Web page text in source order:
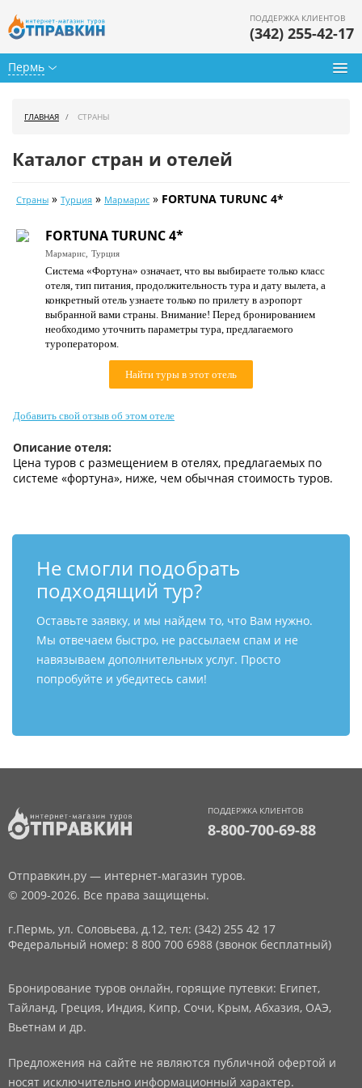
Пермь
ПОДДЕРЖКА КЛИЕНТОВ
(342) 255-42-17
Календарь туров
Цены дня
Страны
Как купить
О нас
ГЛАВНАЯ СТРАНЫ
Каталог стран и отелей
Страны » Турция » Мармарис » FORTUNA TURUNC 4*
FORTUNA TURUNC 4*
Мармарис, Турция
Система «Фортуна» означает, что вы выбираете только класс
отеля, тип питания, продолжительность тура и дату вылета, а
конкретный отель узнаете только по прилету в аэропорт
выбранной вами страны. Внимание! Перед бронированием
необходимо уточнить параметры тура, предлагаемого
туроператором.
Найти туры в этот отель
Добавить свой отзыв об этом отеле
Описание отеля:
Цена туров c размещением в отелях, предлагаемых по
системе «фортуна», ниже, чем обычная стоимость туров.
Не смогли подобрать
подходящий тур?
Оставьте заявку, и мы найдем то, что Вам нужно.
Мы отвечаем быстро, не рассылаем спам и не
навязываем дополнительных услуг. Просто
попробуйте и убедитесь сами!
ПОДДЕРЖКА КЛИЕНТОВ
8-800-700-69-88
Отправкин.ру — интернет-магазин туров.
© 2009-2026. Все права защищены.
г.Пермь, ул. Соловьева, д.12, тел: (342) 255 42 17
Федеральный номер: 8 800 700 6988 (звонок бесплатный)
Бронирование туров онлайн, горящие путевки: Египет,
Тайланд, Греция, Индия, Кипр, Сочи, Крым, Абхазия, ОАЭ,
Вьетнам и др.
Предложения на сайте не являются публичной офертой и
носят исключительно информационный характер.